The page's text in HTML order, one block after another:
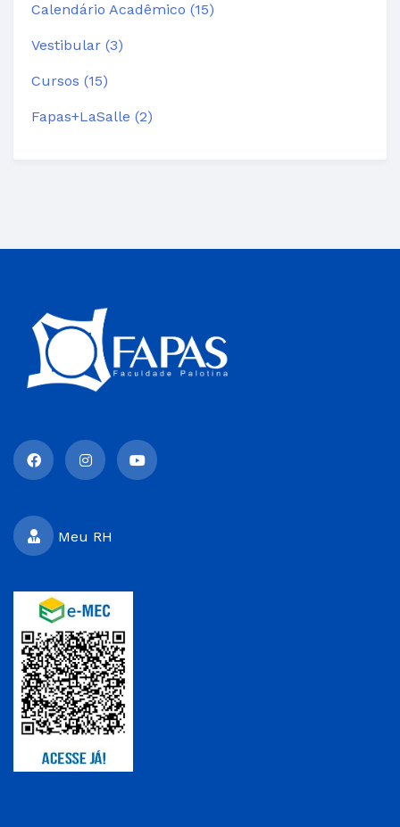
Calendário Acadêmico (15)
Vestibular (3)
Cursos (15)
Fapas+LaSalle (2)
Meu RH